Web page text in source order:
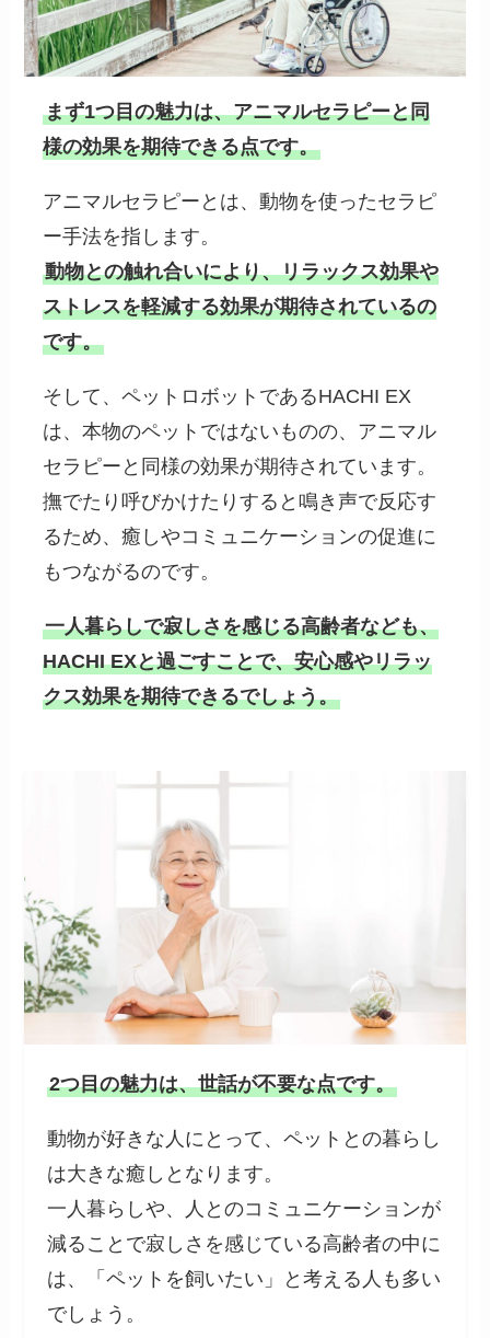
まず1つ目の魅力は、アニマルセラピーと同
様の効果を期待できる点です。
アニマルセラピーとは、動物を使ったセラピ
ー手法を指します。
動物との触れ合いにより、リラックス効果や
ストレスを軽減する効果が期待されているの
です。
そして、ペットロボットであるHACHI EX
は、本物のペットではないものの、アニマル
セラピーと同様の効果が期待されています。
撫でたり呼びかけたりすると鳴き声で反応す
るため、癒しやコミュニケーションの促進に
もつながるのです。
一人暮らしで寂しさを感じる高齢者なども、
HACHI EXと過ごすことで、安心感やリラッ
クス効果を期待できるでしょう。
2つ目の魅力は、世話が不要な点です。
動物が好きな人にとって、ペットとの暮らし
は大きな癒しとなります。
一人暮らしや、人とのコミュニケーションが
減ることで寂しさを感じている高齢者の中に
は、「ペットを飼いたい」と考える人も多い
でしょう。